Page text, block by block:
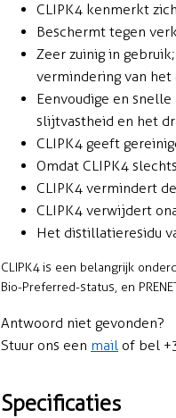
CLIPK4 kenmerkt
Beschermt tegen
Zeer zuinig in
vermindering van
Eenvoudige en
slijtvastheid en het
CLIPK4 geeft
Omdat CLIPK4
CLIPK4 vermindert
CLIPK4 verwijdert
Het distillatieresidu
CLIPK4 is een belangrijk
Bio-Preferred-status, en
Antwoord niet gevonden?
Stuur ons een mail of bel
Specificaties